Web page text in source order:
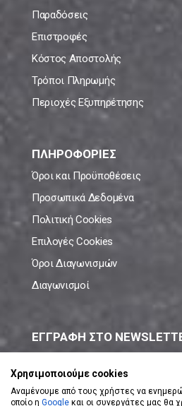
Παραδόσεις
Επιστροφές
Κόστος Αποστολής
Τρόποι Πληρωμής
Περιοχές Εξυπηρέτησης
ΠΛΗΡΟΦΟΡΙΕΣ
Όροι και Προϋποθέσεις
Προσωπικά Δεδομένα
Πολιτική Cookies
Επιλογές Cookies
Όροι Διαγωνισμών
Διαγωνισμοί
ΕΓΓΡΑΦΗ ΣΤΟ
Χρησιμοποιούμε cookies
Αναμένουμε από τους χρήστες να
οποίο η Google και οι συνεργάτες μας θα